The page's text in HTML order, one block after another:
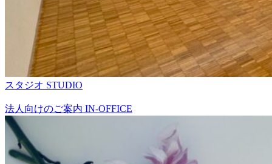
スタジオ STUDIO
法人向けのご案内 IN-OFFICE